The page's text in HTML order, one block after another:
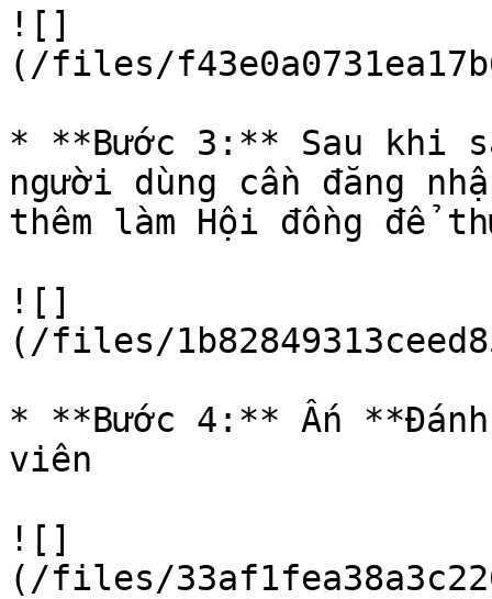
![]
(/files/
* **Bước 3:** Sau khi
người dùng cần đăng
thêm làm Hội đồng để
![]
(/files/
* **Bước 4:** Ấn
viên
![]
(/files/